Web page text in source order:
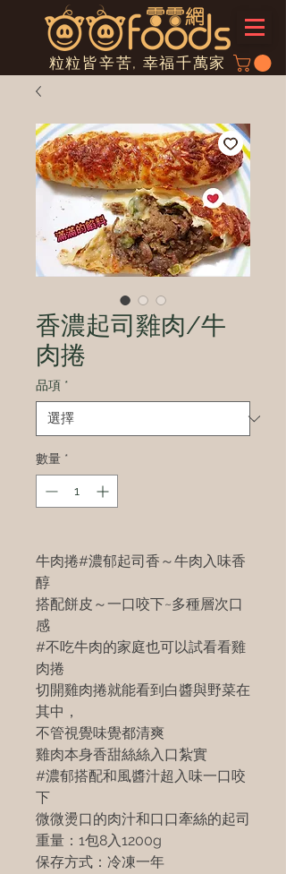
粒粒皆辛苦, 幸福千萬家
香濃起司雞肉/牛
肉捲
品項 *
數量 *
牛肉捲#濃郁起司香～牛肉入味香
醇
搭配餅皮～一口咬下~多種層次口
感
#不吃牛肉的家庭也可以試看看雞
肉捲
切開雞肉捲就能看到白醬與野菜在
其中，
不管視覺味覺都清爽
雞肉本身香甜絲絲入口紮實
#濃郁搭配和風醬汁超入味一口咬
下
微微燙口的肉汁和口口牽絲的起司
重量：1包8入1200g
保存方式：冷凍一年